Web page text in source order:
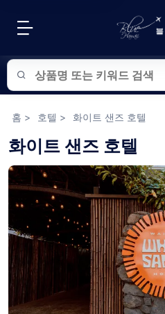
블루하와이 상품 검색
홈 > 호텔 > 화이트 샌즈 호텔
화이트 샌즈 호텔